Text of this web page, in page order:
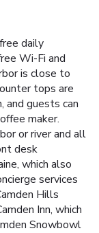
daily
Wi-Fi and
is close to
tops are
and guests can
maker.
or river and all
desk
which also
services
Hills
Inn, which
Snowbowl